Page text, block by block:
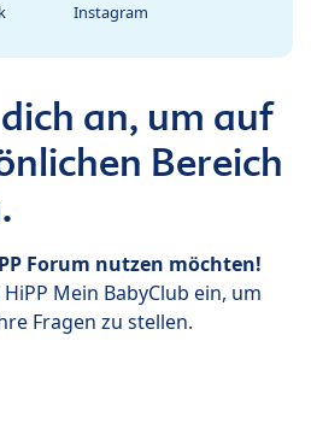
Instagram
an, um auf
Bereich
Forum nutzen möchten!
Mein BabyClub ein, um
Fragen zu stellen.